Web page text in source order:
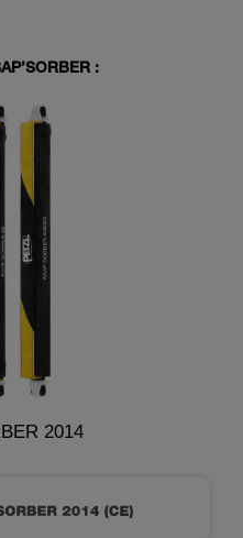
:
2014